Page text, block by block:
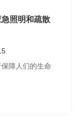
照明和疏散
障人们的生命